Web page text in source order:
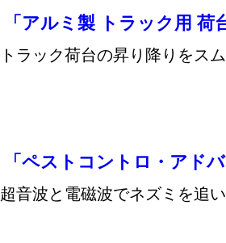
「アルミ製 トラック用 荷
トラック荷台の昇り降りをス
「ペストコントロ・アド
超音波と電磁波でネズミを追